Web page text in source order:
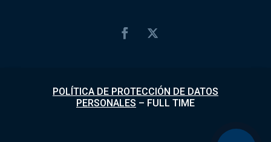
POLÍTICA DE PROTECCIÓN DE DATOS
PERSONALES – FULL TIME